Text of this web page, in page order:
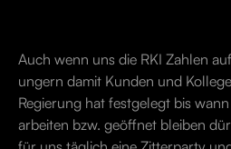
Auch wenn uns die RKI Zahlen
ungern damit Kunden und
Regierung hat festgelegt bis
arbeiten bzw. geöffnet bleiben